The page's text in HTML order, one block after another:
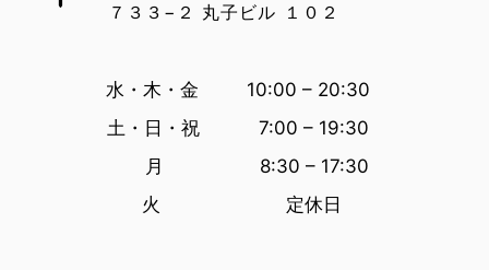
７３３−２ 丸子ビル １０２
水・木・金 10:00 – 20:30
土・日・祝 7:00 – 19:30
月 8:30 – 17:30
火 定休日